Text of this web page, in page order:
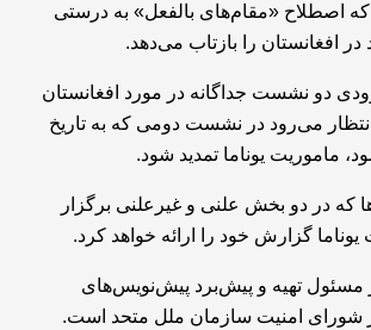
که اصطلاح «مقا‌م‌های بالفعل» به ‌درستی
افغانستان را بازتاب می‌دهد.
دو نشست جداگانه در مورد افغانستان
می‌رود در نشست دومی که به تاریخ
که در دو بخش علنی و غیرعلنی برگزار
گزارش خود را ارائه خواهد کرد.
تهیه و پیش‌برد پیش‌نویس‌های
شورای امنیت سازمان ملل متحد است.